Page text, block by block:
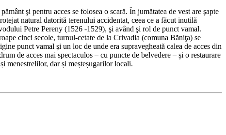
şi pentru acces se folosea o scară. În jumătatea de vest are şapte
natural datorită terenului accidentat, ceea ce a făcut inutilă
Petre Pereny (1526 -1529), şi având şi rol de punct vamal.
cinci secole, turnul-cetate de la Crivadia (comuna Băniţa) se
punct vamal şi un loc de unde era supravegheată calea de acces din
de acces mai spectaculos – cu puncte de belvedere – și o restaurare
menestrelilor, dar și meșteșugarilor locali.